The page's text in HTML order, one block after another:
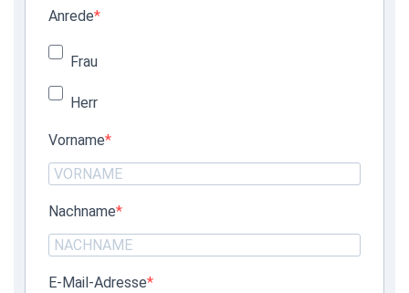
Anrede
Frau
Herr
Vorname
Nachname
E-Mail-Adresse